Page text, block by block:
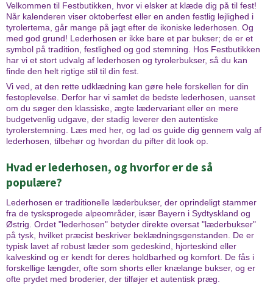
Velkommen til Festbutikken, hvor vi elsker at klæde dig på til fest!
Når kalenderen viser oktoberfest eller en anden festlig lejlighed i
tyrolertema, går mange på jagt efter de ikoniske lederhosen. Og
med god grund! Lederhosen er ikke bare et par bukser; de er et
symbol på tradition, festlighed og god stemning. Hos Festbutikken
har vi et stort udvalg af lederhosen og tyrolerbukser, så du kan
finde den helt rigtige stil til din fest.
Vi ved, at den rette udklædning kan gøre hele forskellen for din
festoplevelse. Derfor har vi samlet de bedste lederhosen, uanset
om du søger den klassiske, ægte lædervariant eller en mere
budgetvenlig udgave, der stadig leverer den autentiske
tyrolerstemning. Læs med her, og lad os guide dig gennem valg af
lederhosen, tilbehør og hvordan du pifter dit look op.
Hvad er lederhosen, og hvorfor er de så
populære?
Lederhosen er traditionelle læderbukser, der oprindeligt stammer
fra de tysksprogede alpeområder, især Bayern i Sydtyskland og
Østrig. Ordet "lederhosen" betyder direkte oversat "læderbukser"
på tysk, hvilket præcist beskriver beklædningsgenstanden. De er
typisk lavet af robust læder som gedeskind, hjorteskind eller
kalveskind og er kendt for deres holdbarhed og komfort. De fås i
forskellige længder, ofte som shorts eller knælange bukser, og er
ofte prydet med broderier, der tilføjer et autentisk præg.